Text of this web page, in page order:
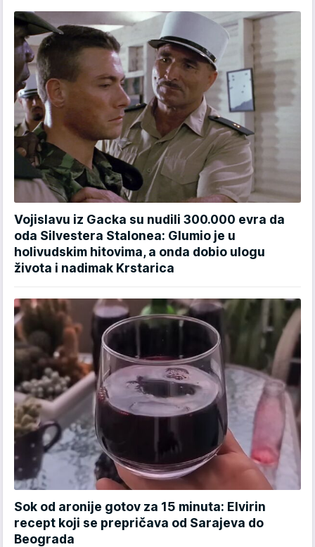
Vojislavu iz Gacka su nudili 300.000 evra da
oda Silvestera Stalonea: Glumio je u
holivudskim hitovima, a onda dobio ulogu
života i nadimak Krstarica
Sok od aronije gotov za 15 minuta: Elvirin
recept koji se prepričava od Sarajeva do
Beograda